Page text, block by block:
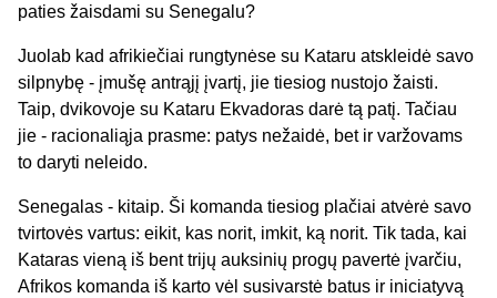
paties žaisdami su Senegalu?
Juolab kad afrikiečiai rungtynėse su Kataru atskleidė savo
silpnybę - įmušę antrąjį įvartį, jie tiesiog nustojo žaisti.
Taip, dvikovoje su Kataru Ekvadoras darė tą patį. Tačiau
jie - racionaliąja prasme: patys nežaidė, bet ir varžovams
to daryti neleido.
Senegalas - kitaip. Ši komanda tiesiog plačiai atvėrė savo
tvirtovės vartus: eikit, kas norit, imkit, ką norit. Tik tada, kai
Kataras vieną iš bent trijų auksinių progų pavertė įvarčiu,
Afrikos komanda iš karto vėl susivarstė batus ir iniciatyvą